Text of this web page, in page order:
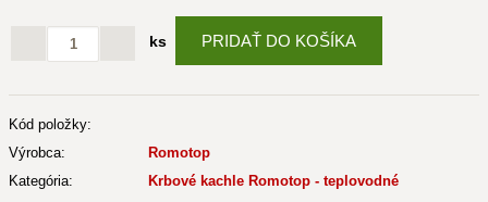
ks PRIDAŤ DO KOŠÍKA
Kód položky:
Výrobca:
Romotop
Kategória:
Krbové kachle Romotop - teplovodné